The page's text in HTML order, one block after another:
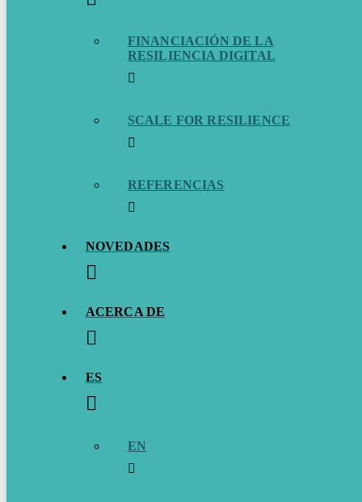
FINANCIACIÓN DE LA
RESILIENCIA DIGITAL
SCALE FOR RESILIENCE
REFERENCIAS
NOVEDADES
ACERCA DE
ES
EN